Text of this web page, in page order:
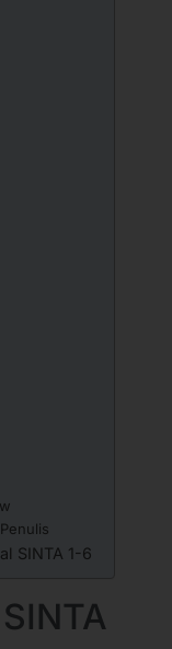
SINTA 1-6